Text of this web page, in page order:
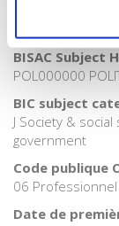
Catégorie
BISAC Subject
POL000000
BIC subject
J Society &
government
Code publique
06
Date de